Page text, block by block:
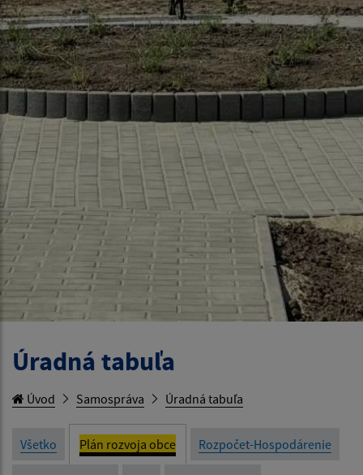
Úradná tabuľa
Úvod Samospráva Úradná tabuľa
Všetko Plán rozvoja obce Rozpočet-Hospodárenie